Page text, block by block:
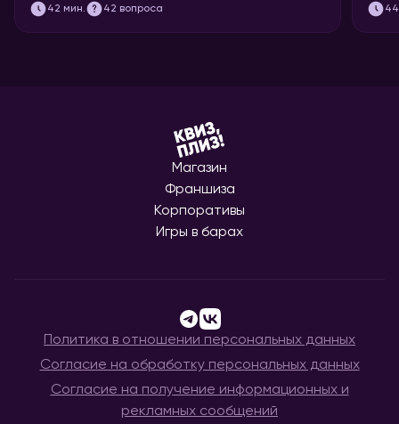
42 мин. 42 вопроса
44
Магазин
Франшиза
Корпоративы
Игры в барах
Политика в отношении персональных данных
Согласие на обработку персональных данных
Согласие на получение информационных и
рекламных сообщений